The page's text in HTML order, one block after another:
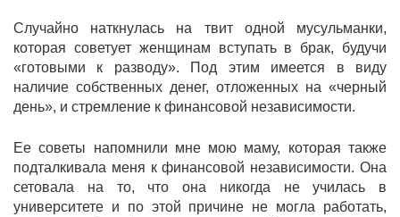
Случайно наткнулась на твит одной мусульманки,
которая советует женщинам вступать в брак, будучи
«готовыми к разводу». Под этим имеется в виду
наличие собственных денег, отложенных на «черный
день», и стремление к финансовой независимости.
Ее советы напомнили мне мою маму, которая также
подталкивала меня к финансовой независимости. Она
сетовала на то, что она никогда не училась в
университете и по этой причине не могла работать,